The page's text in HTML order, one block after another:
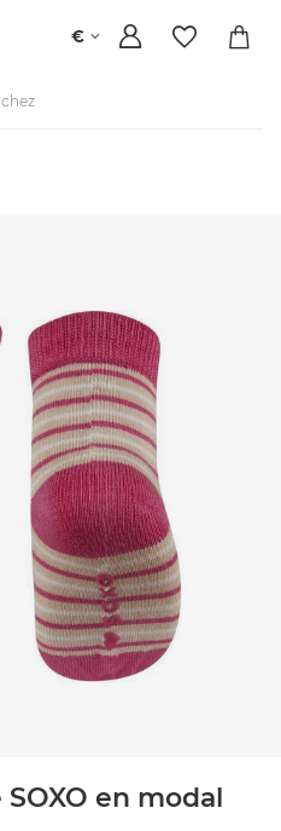
€
en modal